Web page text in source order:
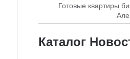
Готовые квартиры
Каталог